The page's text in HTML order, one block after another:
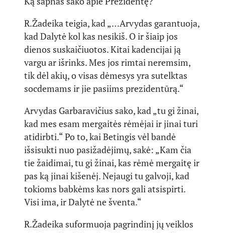
R.Žadeika teigia, kad „…Arvydas garantuoja,
kad Dalytė kol kas nesikiš. O ir šiaip jos
dienos suskaičiuotos. Kitai kadencijai ją
vargu ar išrinks. Mes jos rimtai neremsim,
tik dėl akių, o visas dėmesys yra sutelktas
socdemams ir jie pasiims prezidentūrą.“
Arvydas Garbaravičius sako, kad „tu gi žinai,
kad mes esam mergaitės rėmėjai ir jinai turi
atidirbti.“ Po to, kai Betingis vėl bandė
išsisukti nuo pasižadėjimų, sakė: „Kam čia
tie žaidimai, tu gi žinai, kas rėmė mergaitę ir
pas ką jinai kišenėj. Nejaugi tu galvoji, kad
tokioms babkėms kas nors gali atsispirti.
Visi ima, ir Dalytė ne šventa.“
R.Žadeika suformuoja pagrindinį jų veiklos